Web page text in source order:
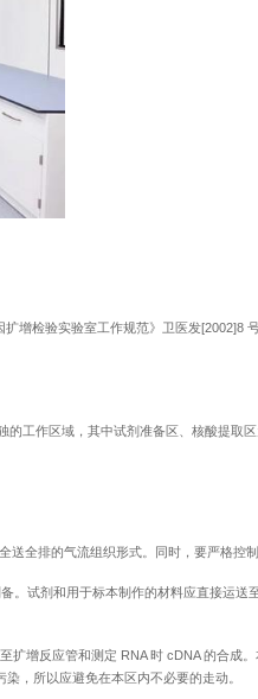
增检验实验室工作规范》卫医发[2002]8
工作区域，其中试剂准备区、核酸提取
全排的气流组织形式。同时，要严格控
。试剂和用于标本制作的材料应直接运
增反应管和测定 RNA 时 cDNA 的合成
，所以应避免在本区内不必要的走动。